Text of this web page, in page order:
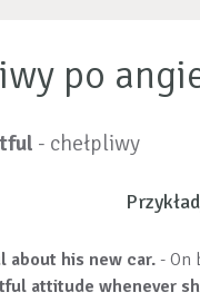
po
- chełpliwy
about his new car.- On
attitude whenever